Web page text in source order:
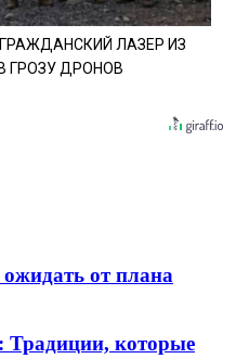
ЛАЗЕР ИЗ
ГРОЗУ ДРОНОВ
от плана
Традиции, которые